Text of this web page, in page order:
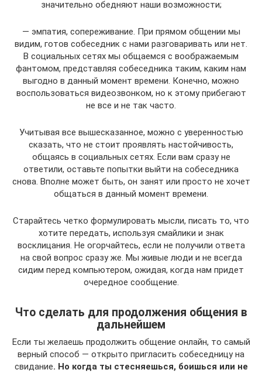
значительно обедняют наши возможности;
— эмпатия, сопереживание. При прямом общении мы
видим, готов собеседник с нами разговаривать или нет.
В социальных сетях мы общаемся с воображаемым
фантомом, представляя собеседника таким, каким нам
выгодно в данный момент времени. Конечно, можно
воспользоваться видеозвонком, но к этому прибегают
не все и не так часто.
Учитывая все вышесказанное, можно с уверенностью
сказать, что не стоит проявлять настойчивость,
общаясь в социальных сетях. Если вам сразу не
ответили, оставьте попытки выйти на собеседника
снова. Вполне может быть, он занят или просто не хочет
общаться в данный момент времени.
Старайтесь четко формулировать мысли, писать то, что
хотите передать, используя смайлики и знак
восклицания. Не огорчайтесь, если не получили ответа
на свой вопрос сразу же. Мы живые люди и не всегда
сидим перед компьютером, ожидая, когда нам придет
очередное сообщение.
Что сделать для продолжения общения в
дальнейшем
Если ты желаешь продолжить общение онлайн, то самый
верный способ — открыто пригласить собеседницу на
свидание. Но когда ты стесняешься, боишься или не